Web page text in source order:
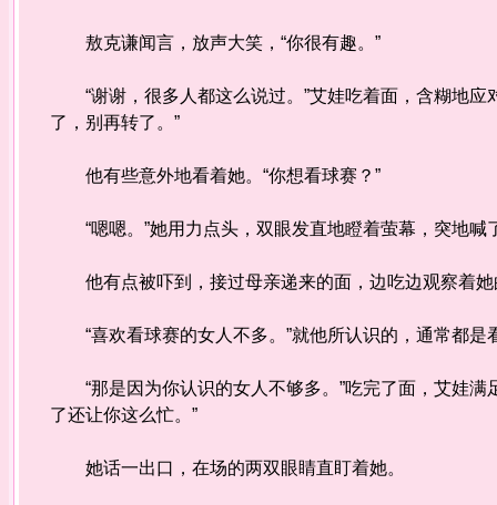
敖克谦闻言，放声大笑，“你很有趣。”
“谢谢，很多人都这么说过。”艾娃吃着面，含糊地应
了，别再转了。”
他有些意外地看着她。“你想看球赛？”
“嗯嗯。”她用力点头，双眼发直地瞪着萤幕，突地喊
他有点被吓到，接过母亲递来的面，边吃边观察着她
“喜欢看球赛的女人不多。”就他所认识的，通常都是
“那是因为你认识的女人不够多。”吃完了面，艾娃满
了还让你这么忙。”
她话一出口，在场的两双眼睛直盯着她。